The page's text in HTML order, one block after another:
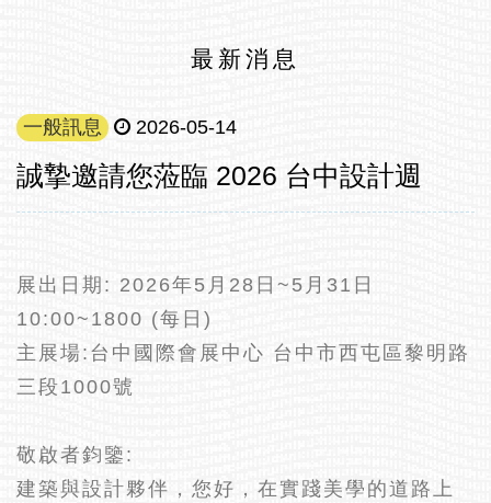
最新消息
一般訊息 2026-05-14
誠摯邀請您蒞臨 2026 台中設計週
展出日期: 2026年5月28日~5月31日
10:00~1800 (每日)
主展場:台中國際會展中心 台中市西屯區黎明路
三段1000號
敬啟者鈞鑒:
建築與設計夥伴，您好，在實踐美學的道路上